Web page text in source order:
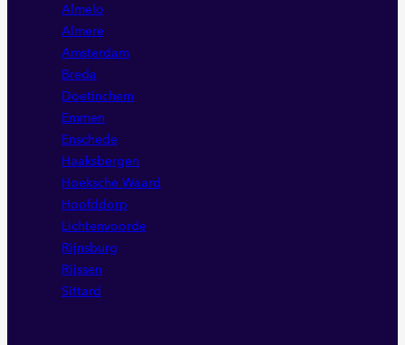
Almelo
Almere
Amsterdam
Breda
Doetinchem
Emmen
Enschede
Haaksbergen
Hoeksche Waard
Hoofddorp
Lichtenvoorde
Rijnsburg
Rijssen
Sittard